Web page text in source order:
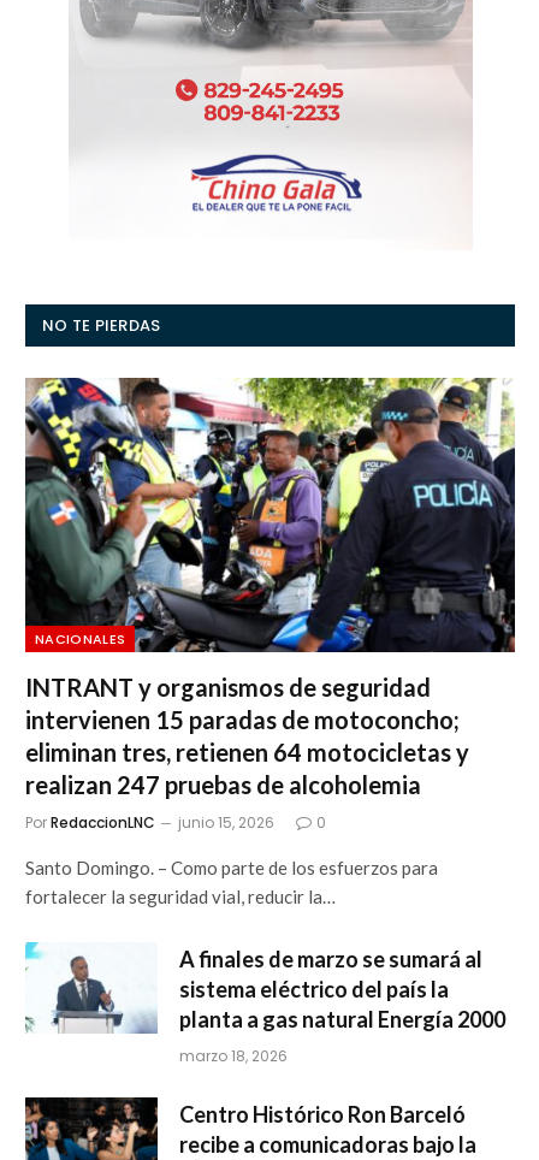
NO TE PIERDAS
NACIONALES
INTRANT y organismos de seguridad
intervienen 15 paradas de motoconcho;
eliminan tres, retienen 64 motocicletas y
realizan 247 pruebas de alcoholemia
PorRedaccionLNC junio 15, 2026 0
Santo Domingo. – Como parte de los esfuerzos para
fortalecer la seguridad vial, reducir la…
A finales de marzo se sumará al
sistema eléctrico del país la
planta a gas natural Energía 2000
marzo 18, 2026
Centro Histórico Ron Barceló
recibe a comunicadoras bajo la